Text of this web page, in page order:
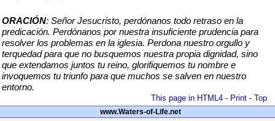
ORACIÓN: Señor Jesucristo, perdónanos todo retraso en la
predicación. Perdónanos por nuestra insuficiente prudencia para
resolver los problemas en la iglesia. Perdona nuestro orgullo y
terquedad para que no busquemos nuestra propia dignidad, sino
que extendamos juntos tu reino, glorifiquemos tu nombre e
invoquemos tu triunfo para que muchos se salven en nuestro
entorno.
This page in HTML4 - Print - Top
www.Waters-of-Life.net